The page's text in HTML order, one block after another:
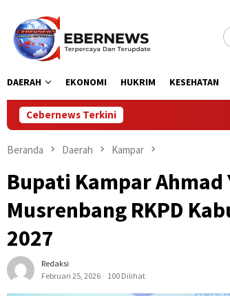
konten
DAERAH EKONOMI HUKRIM KESEHATAN
Cebernews TerkiniBupati Aceh Utara
Beranda Daerah Kampar
Bupati Kampar Ahmad
Musrenbang RKPD
2027
Redaksi
Februari 25, 2026
100 Dilihat